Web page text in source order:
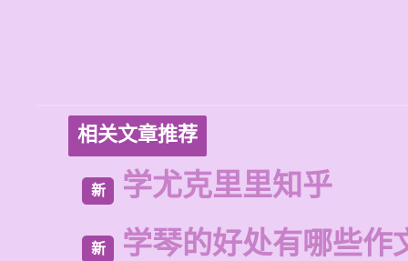
相关文章推荐
新 学尤克里里知乎
新 学琴的好处有哪些作